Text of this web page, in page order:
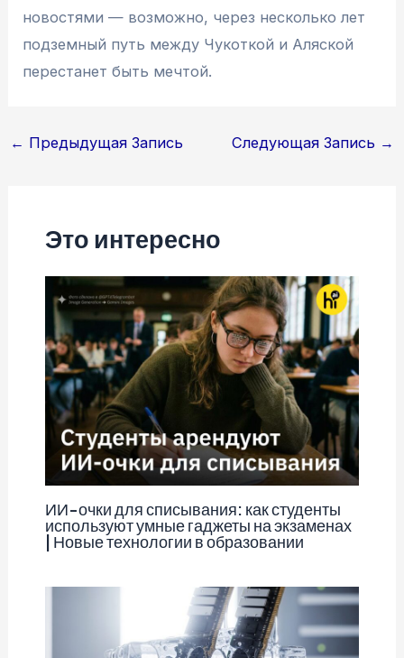
новостями — возможно, через несколько лет
подземный путь между Чукоткой и Аляской
перестанет быть мечтой.
Навигация
← Предыдущая Запись Следующая Запись →
Это интересно
ИИ-очки для списывания: как студенты
используют умные гаджеты на экзаменах
| Новые технологии в образовании